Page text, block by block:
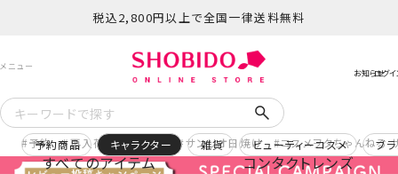
税込2,800円以上で全国一律送料無料
予約 再入荷 ヒロアカ サンリオ日焼け コスメヲタちゃんねる
すべてのアイテム コンタクトレンズ
予約商品 キャラクター 雑貨 ビューティーコスメ ブ